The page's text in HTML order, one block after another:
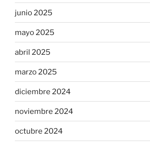
junio 2025
mayo 2025
abril 2025
marzo 2025
diciembre 2024
noviembre 2024
octubre 2024